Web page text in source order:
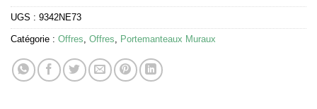
UGS : 9342NE73
Catégorie : Offres Offres Portemanteaux Muraux